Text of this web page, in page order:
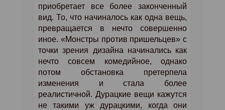
приобретает все более законченный
вид. То, что начиналось как одна вещь,
превращается в нечто совершенно
иное. «Монстры против пришельцев» с
точки зрения дизайна начинались как
нечто совсем комедийное, однако
потом обстановка претерпела
изменения и стала более
реалистичной. Дурацкие вещи кажутся
не такими уж дурацкими, когда они